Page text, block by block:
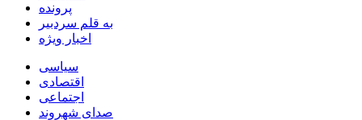
پرونده
به قلم سردبیر
اخبار ویژه
سیاسی
اقتصادی
اجتماعی
صدای شهروند